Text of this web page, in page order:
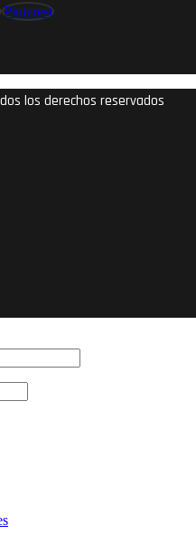
Pinterest
los derechos reservados